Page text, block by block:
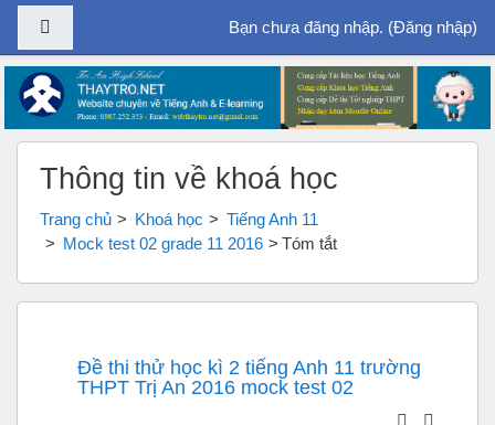
Chuyển tới nội dung chính
Bạn chưa đăng nhập. (Đăng nhập)
Thông tin về khoá học
Trang chủ Khoá học
Tiếng Anh 11
Mock test 02 grade 11 2016
Tóm tắt
Đề thi thử học kì 2 tiếng Anh 11 trường
THPT Trị An 2016 mock test 02